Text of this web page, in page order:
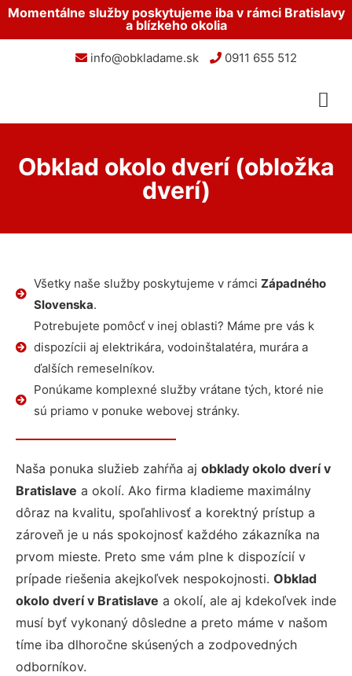
Momentálne služby poskytujeme iba v rámci Bratislavy
a blízkeho okolia
info@obkladame.sk 0911 655 512
Obklad okolo dverí (obložka
dverí)
Všetky naše služby poskytujeme v rámci Západného
Slovenska.
Potrebujete pomôcť v inej oblasti? Máme pre vás k
dispozícii aj elektrikára, vodoinštalatéra, murára a
ďalších remeselníkov.
Ponúkame komplexné služby vrátane tých, ktoré nie
sú priamo v ponuke webovej stránky.
Naša ponuka služieb zahŕňa aj obklady okolo dverí v
Bratislave a okolí. Ako firma kladieme maximálny
dôraz na kvalitu, spoľahlivosť a korektný prístup a
zároveň je u nás spokojnosť každého zákazníka na
prvom mieste. Preto sme vám plne k dispozícií v
prípade riešenia akejkoľvek nespokojnosti. Obklad
okolo dverí v Bratislave a okolí, ale aj kdekoľvek inde
musí byť vykonaný dôsledne a preto máme v našom
tíme iba dlhoročne skúsených a zodpovedných
odborníkov.